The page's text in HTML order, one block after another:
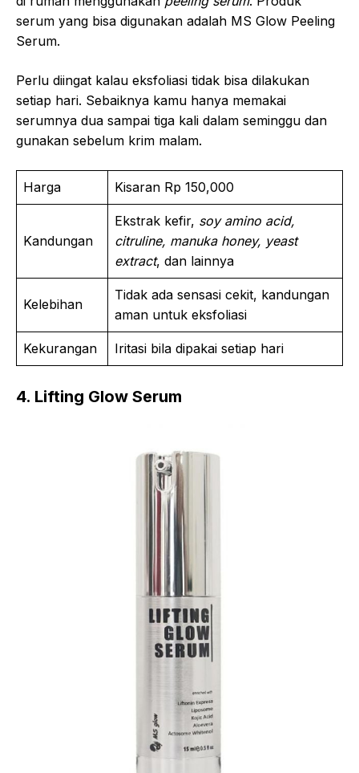
serum yang bisa digunakan adalah MS Glow Peeling
Serum.
Perlu diingat kalau eksfoliasi tidak bisa dilakukan
setiap hari. Sebaiknya kamu hanya memakai
serumnya dua sampai tiga kali dalam seminggu dan
gunakan sebelum krim malam.
Harga Kisaran Rp 150,000
Kandungan
Ekstrak kefir, soy amino acid,
citruline, manuka honey, yeast
extract, dan lainnya
Kelebihan
Tidak ada sensasi cekit, kandungan
aman untuk eksfoliasi
Kekurangan Iritasi bila dipakai setiap hari
4. Lifting Glow Serum